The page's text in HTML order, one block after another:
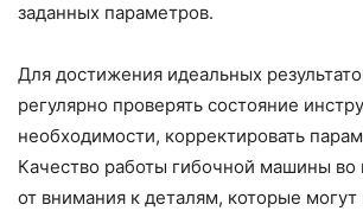
заданных параметров.
Для достижения идеальных
регулярно проверять состояние
необходимости, корректировать
Качество работы гибочной машины во
от внимания к деталям, которые могут